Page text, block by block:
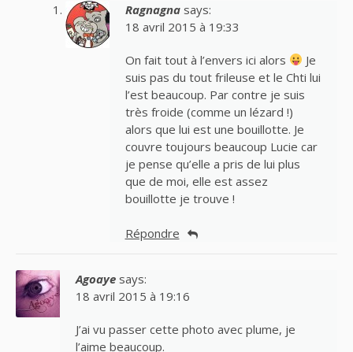
Ragnagna says:
18 avril 2015 à 19:33
On fait tout à l’envers ici alors
Je
suis pas du tout frileuse et le Chti lui
l’est beaucoup. Par contre je suis
très froide (comme un lézard !)
alors que lui est une bouillotte. Je
couvre toujours beaucoup Lucie car
je pense qu’elle a pris de lui plus
que de moi, elle est assez
bouillotte je trouve !
Répondre
Agoaye says:
18 avril 2015 à 19:16
J’ai vu passer cette photo avec plume, je
l’aime beaucoup.